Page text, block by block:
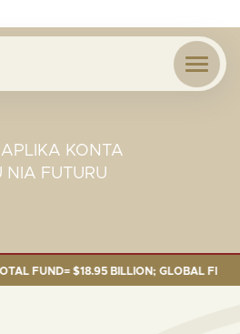
KONTA
NIA FUTURU
FUND= $18.95 BILLION; GLOBAL